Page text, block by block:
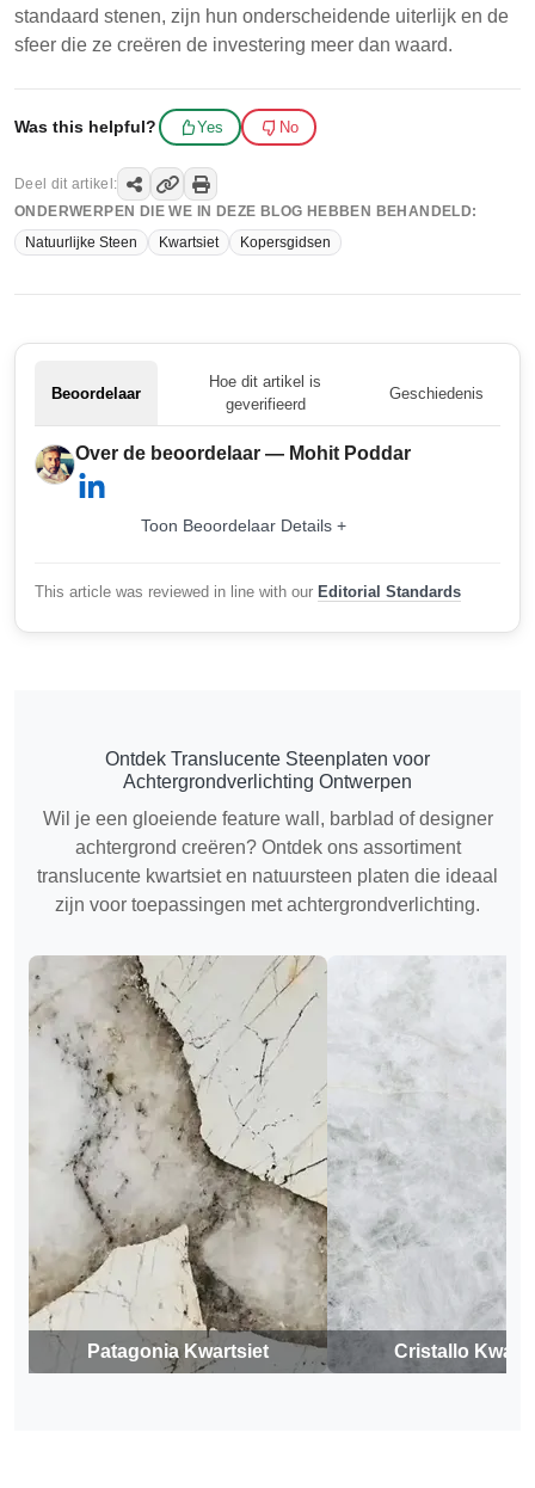
standaard stenen, zijn hun onderscheidende uiterlijk en de
sfeer die ze creëren de investering meer dan waard.
Was this helpful? Yes No
Deel dit artikel:
ONDERWERPEN DIE WE IN DEZE BLOG HEBBEN BEHANDELD:
Natuurlijke Steen
Kwartsiet Kopersgidsen
Beoordelaar
Hoe dit artikel is
geverifieerd
Geschiedenis
Over de beoordelaar — Mohit Poddar
Toon Beoordelaar Details +
This article was reviewed in line with our Editorial Standards
Ontdek Translucente Steenplaten voor
Achtergrondverlichting Ontwerpen
Wil je een gloeiende feature wall, barblad of designer
achtergrond creëren? Ontdek ons assortiment
translucente kwartsiet en natuursteen platen die ideaal
zijn voor toepassingen met achtergrondverlichting.
Patagonia Kwartsiet Cristallo